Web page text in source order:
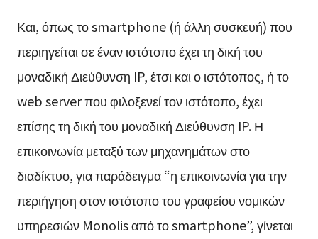
Και, όπως το smartphone (ή άλλη συσκευή) που
περιηγείται σε έναν ιστότοπο έχει τη δική του
μοναδική Διεύθυνση IP, έτσι και ο ιστότοπος, ή το
web server που φιλοξενεί τον ιστότοπο, έχει
επίσης τη δική του μοναδική Διεύθυνση IP. Η
επικοινωνία μεταξύ των μηχανημάτων στο
διαδίκτυο, για παράδειγμα “η επικοινωνία για την
περιήγηση στον ιστότοπο του γραφείου νομικών
υπηρεσιών Monolis από το smartphone”, γίνεται